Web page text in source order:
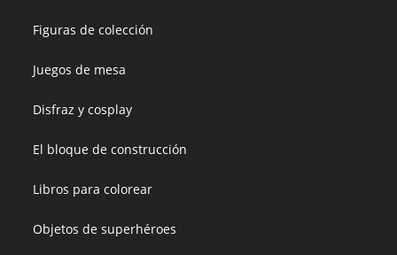
Figuras de colección
Juegos de mesa
Disfraz y cosplay
El bloque de construcción
Libros para colorear
Objetos de superhéroes